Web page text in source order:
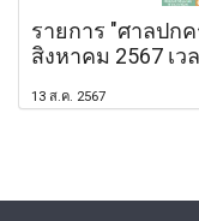
รายการ "ศาลปก
สิงหาคม 2567 เว
13 ส.ค. 2567